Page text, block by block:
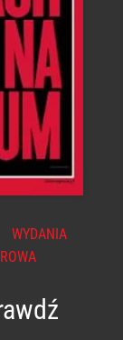
WYDANIA